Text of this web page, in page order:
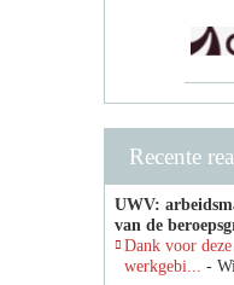
Recente
UWV:
van de
Dank voor
werkgebi... -